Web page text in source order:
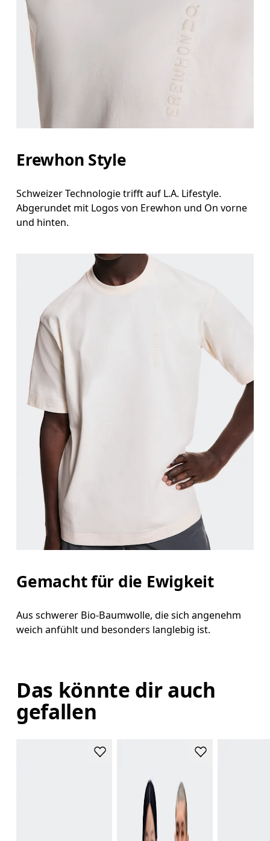
Erewhon Style
Schweizer Technologie trifft auf L.A. Lifestyle.
Abgerundet mit Logos von Erewhon und On vorne
und hinten.
Gemacht für die Ewigkeit
Aus schwerer Bio-Baumwolle, die sich angenehm
weich anfühlt und besonders langlebig ist.
Das könnte dir auch
gefallen